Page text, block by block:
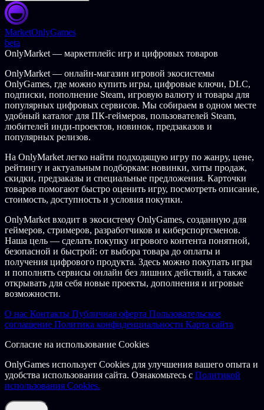
MarketOnlyGames
beta
OnlyMarket — маркетплейс игр и цифровых товаров
OnlyMarket — онлайн-магазин игровой экосистемы
OnlyGames, где можно купить игры, цифровые ключи, DLC,
подписки, пополнение Steam, игровую валюту и товары для
популярных цифровых сервисов. Мы собираем в одном месте
удобный каталог для ПК-геймеров, пользователей Steam,
любителей инди-проектов, новинок, предзаказов и
популярных релизов.
На OnlyMarket легко найти подходящую игру по жанру, цене,
рейтингу и актуальным подборкам: новинки, хиты продаж,
скидки, предзаказы и специальные предложения. Карточки
товаров помогают быстро оценить игру, посмотреть описание,
стоимость, доступность и условия покупки.
OnlyMarket входит в экосистему OnlyGames, созданную для
геймеров, стримеров, разработчиков и киберспортсменов.
Наша цель — сделать покупку игрового контента понятной,
безопасной и быстрой: от выбора товара до оплаты и
получения цифрового продукта. Здесь можно покупать игры
и пополнять сервисы онлайн без лишних действий, а также
открывать для себя новые проекты, дополнения и игровые
возможности.
О нас Контакты Публичная оферта Пользовательское
соглашение Политика конфиденциальности Карта сайта
Согласие на использование Cookies
OnlyGames использует Cookies для улучшения вашего опыта и
удобства использования сайта. Ознакомьтесь с Политикой
использования Cookies.